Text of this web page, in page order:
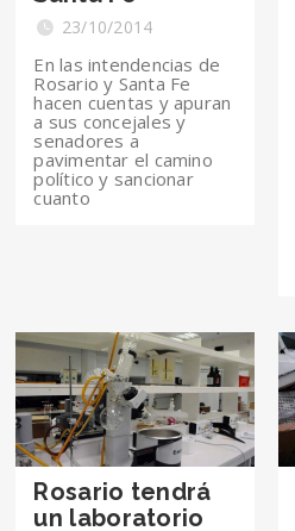
23/10/2014
En las intendencias de
Rosario y Santa Fe
hacen cuentas y apuran
a sus concejales y
senadores a
pavimentar el camino
político y sancionar
cuanto
Rosario tendrá
un laboratorio